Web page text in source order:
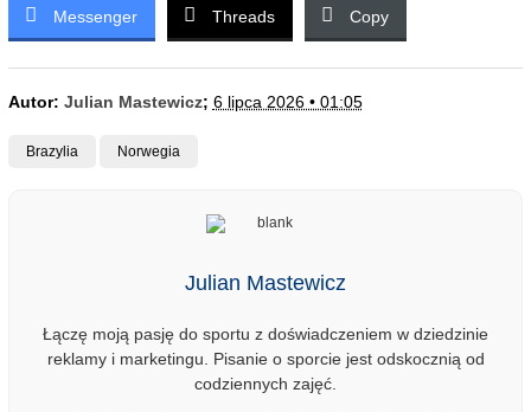
Messenger Threads Copy
Autor: Julian Mastewicz; 6 lipca 2026 • 01:05
Brazylia Norwegia
Julian Mastewicz
Łączę moją pasję do sportu z doświadczeniem w dziedzinie
reklamy i marketingu. Pisanie o sporcie jest odskocznią od
codziennych zajęć.